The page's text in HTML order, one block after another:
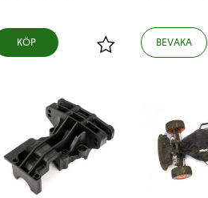
Lägg till i favoriter